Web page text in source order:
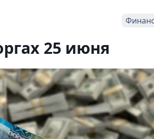
25 июня